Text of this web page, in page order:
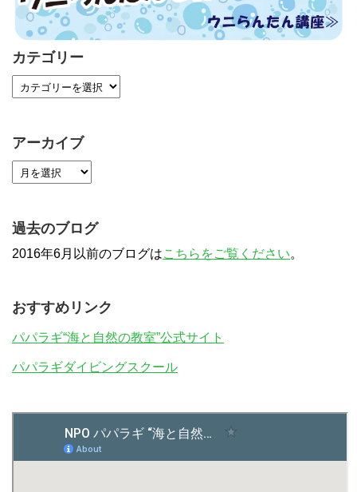
カテゴリー
アーカイブ
過去のブログ
2016年6月以前のブログはこちらをご覧ください。
おすすめリンク
パパラギ“海と自然の教室”公式サイト
パパラギダイビングスクール